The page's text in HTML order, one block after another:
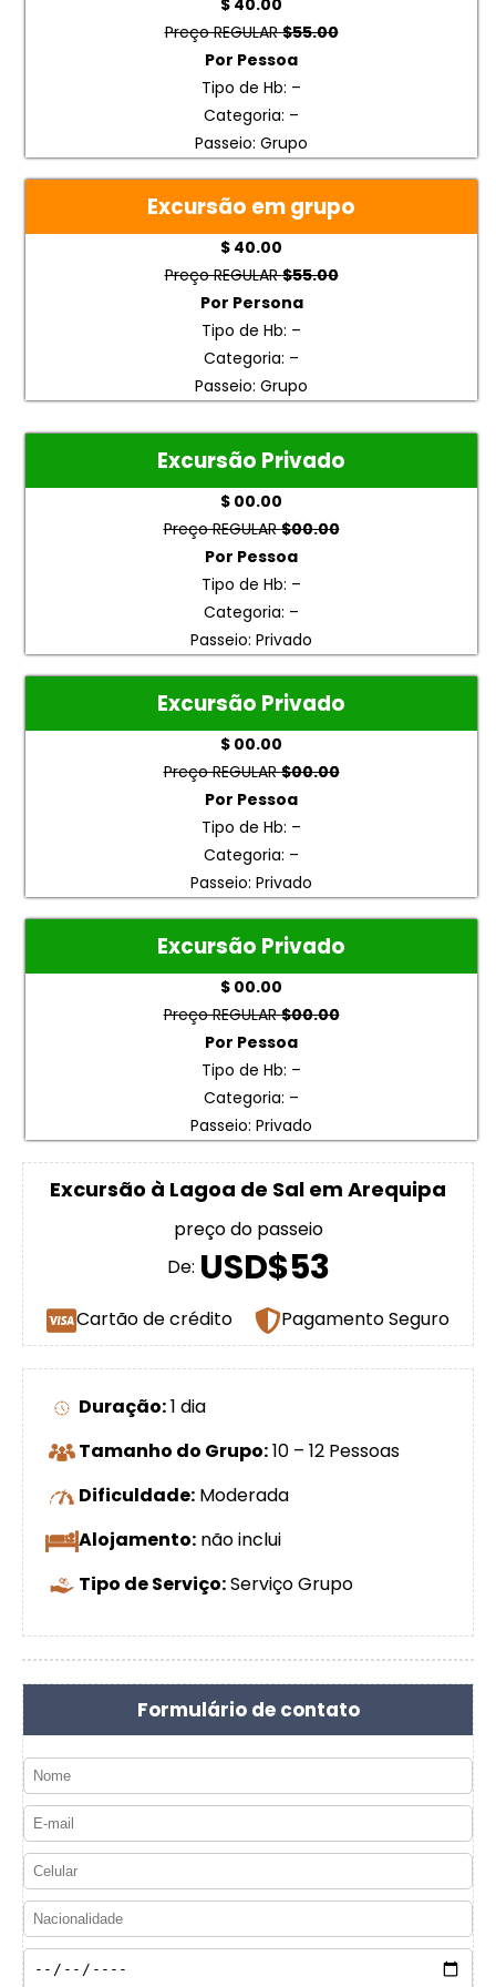
$ 40.00
Preço REGULAR$55.00
Por Pessoa
Tipo de Hb: –
Categoria: –
Passeio: Grupo
Excursão em grupo
$ 40.00
Preço REGULAR$55.00
Por Persona
Tipo de Hb: –
Categoria: –
Passeio: Grupo
Excursão Privado
$ 00.00
Preço REGULAR$00.00
Por Pessoa
Tipo de Hb: –
Categoria: –
Passeio: Privado
Excursão Privado
$ 00.00
Preço REGULAR$00.00
Por Pessoa
Tipo de Hb: –
Categoria: –
Passeio: Privado
Excursão Privado
$ 00.00
Preço REGULAR$00.00
Por Pessoa
Tipo de Hb: –
Categoria: –
Passeio: Privado
Excursão à Lagoa de Sal em Arequipa
preço do passeio
De: USD$53
Cartão de crédito Pagamento Seguro
Duração:1 dia
Tamanho do Grupo:10 – 12 Pessoas
Dificuldade: Moderada
Alojamento: não inclui
Tipo de Serviço:Serviço Grupo
Formulário de contato